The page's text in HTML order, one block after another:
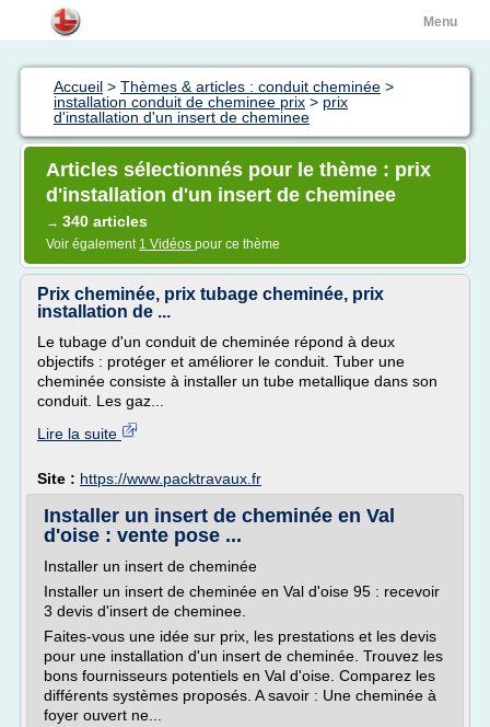
Menu
Accueil > Thèmes & articles : conduit cheminée >
installation conduit de cheminee prix > prix
d'installation d'un insert de cheminee
Articles sélectionnés pour le thème : prix
d'installation d'un insert de cheminee
→ 340 articles
Voir également 1 Vidéos pour ce thème
Prix cheminée, prix tubage cheminée, prix
installation de ...
Le tubage d'un conduit de cheminée répond à deux
objectifs : protéger et améliorer le conduit. Tuber une
cheminée consiste à installer un tube metallique dans son
conduit. Les gaz...
Lire la suite
Site : https://www.packtravaux.fr
Installer un insert de cheminée en Val
d'oise : vente pose ...
Installer un insert de cheminée
Installer un insert de cheminée en Val d'oise 95 : recevoir
3 devis d'insert de cheminee.
Faites-vous une idée sur prix, les prestations et les devis
pour une installation d'un insert de cheminée. Trouvez les
bons fournisseurs potentiels en Val d'oise. Comparez les
différents systèmes proposés. A savoir : Une cheminée à
foyer ouvert ne...